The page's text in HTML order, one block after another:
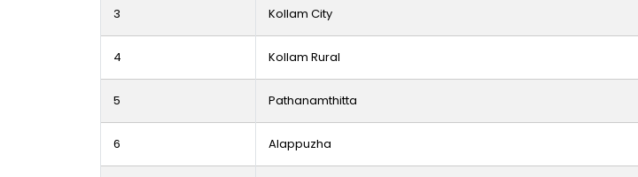
3 Kollam City
4 Kollam Rural
5 Pathanamthitta
6 Alappuzha